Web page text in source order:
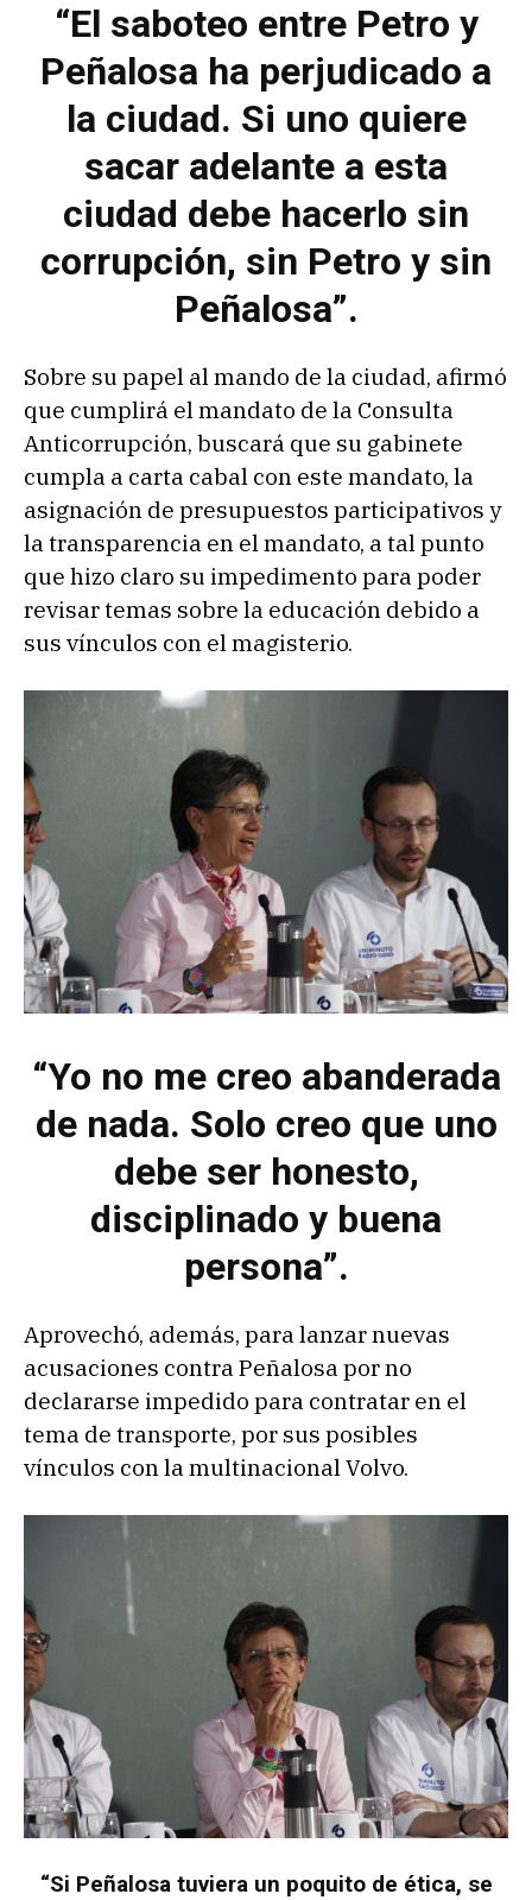
“El saboteo entre Petro y
Peñalosa ha perjudicado a
la ciudad. Si uno quiere
sacar adelante a esta
ciudad debe hacerlo sin
corrupción, sin Petro y sin
Peñalosa”.
Sobre su papel al mando de la ciudad, afirmó
que cumplirá el mandato de la Consulta
Anticorrupción, buscará que su gabinete
cumpla a carta cabal con este mandato, la
asignación de presupuestos participativos y
la transparencia en el mandato, a tal punto
que hizo claro su impedimento para poder
revisar temas sobre la educación debido a
sus vínculos con el magisterio.
“Yo no me creo abanderada
de nada. Solo creo que uno
debe ser honesto,
disciplinado y buena
persona”.
Aprovechó, además, para lanzar nuevas
acusaciones contra Peñalosa por no
declararse impedido para contratar en el
tema de transporte, por sus posibles
vínculos con la multinacional Volvo.
“Si Peñalosa tuviera un poquito de ética, se